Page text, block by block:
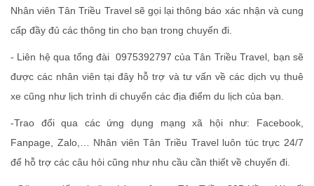
Nhân viên Tân Triều Travel sẽ gọi lại thông báo xác nhận và cung
cấp đầy đủ các thông tin cho bạn trong chuyến đi.
- Liên hệ qua tổng đài 0975392797 của Tân Triều Travel, bạn sẽ
được các nhân viên tại đây hỗ trợ và tư vấn về các dịch vụ thuê
xe cũng như lịch trình di chuyển các địa điểm du lịch của bạn.
-Trao đổi qua các ứng dụng mạng xã hội như: Facebook,
Fanpage, Zalo,… Nhân viên Tân Triều Travel luôn túc trực 24/7
để hỗ trợ các câu hỏi cũng như nhu cầu cần thiết về chuyến đi.